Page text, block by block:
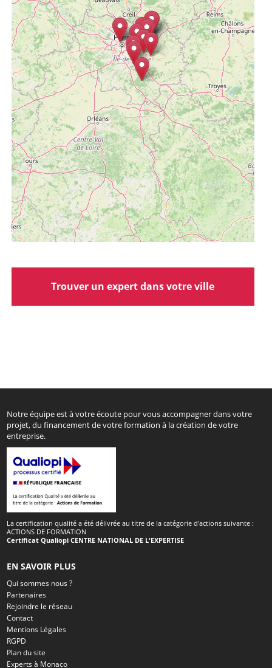
Trouver un expert dans votre ville
Notre équipe est à votre écoute pour vous accompagner dans votre
projet, du financement de votre formation à la création de votre
entreprise.
La certification qualité a été délivrée au titre de la catégorie d'actions suivante :
ACTIONS DE FORMATION
Certificat Qualiopi CENTRE NATIONAL DE L'EXPERTISE
EN SAVOIR PLUS
Qui sommes nous ?
Partenaires
Rejoindre le réseau
Contact
Mentions Légales
RGPD
Plan du site
Experts à Monaco